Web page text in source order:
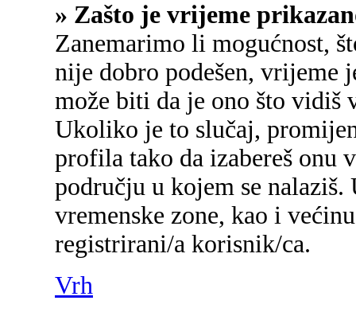
» Zašto je vrijeme
Zanemarimo li mogućnost,
nije dobro podešen, vrijeme
može biti da je ono što vidiš
Ukoliko je to slučaj,
profila tako da izabereš onu
području u kojem se
vremenske zone, kao i
registrirani/a korisnik/ca.
Vrh